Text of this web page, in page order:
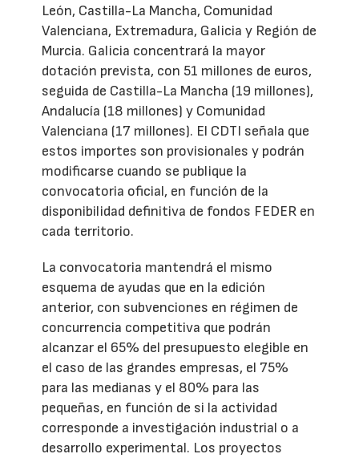
León, Castilla-La Mancha, Comunidad
Valenciana, Extremadura, Galicia y Región de
Murcia. Galicia concentrará la mayor
dotación prevista, con 51 millones de euros,
seguida de Castilla-La Mancha (19 millones),
Andalucía (18 millones) y Comunidad
Valenciana (17 millones). El CDTI señala que
estos importes son provisionales y podrán
modificarse cuando se publique la
convocatoria oficial, en función de la
disponibilidad definitiva de fondos FEDER en
cada territorio.
La convocatoria mantendrá el mismo
esquema de ayudas que en la edición
anterior, con subvenciones en régimen de
concurrencia competitiva que podrán
alcanzar el 65% del presupuesto elegible en
el caso de las grandes empresas, el 75%
para las medianas y el 80% para las
pequeñas, en función de si la actividad
corresponde a investigación industrial o a
desarrollo experimental. Los proyectos